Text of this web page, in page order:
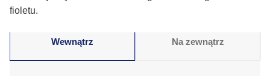
fioletu.
Wewnątrz Na zewnątrz